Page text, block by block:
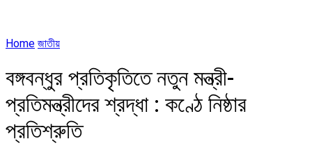
Home জাতীয়
বঙ্গবন্ধুর প্রতিকৃতিতে নতুন মন্ত্রী-
প্রতিমন্ত্রীদের শ্রদ্ধা : কণ্ঠে নিষ্ঠার
প্রতিশ্রুতি